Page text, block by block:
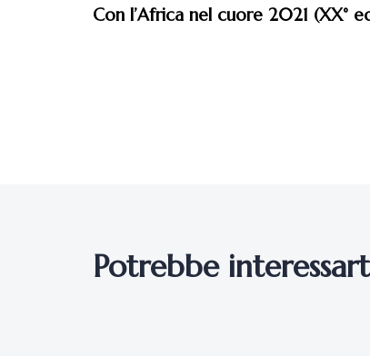
Con l’Africa nel cuore 2021 (XX°
Potrebbe